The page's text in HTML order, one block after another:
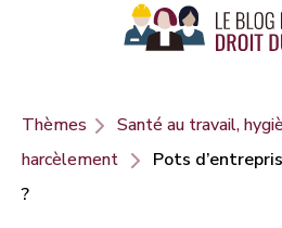
Panneau de gestion des cookies
Thèmes
Santé au travail,
harcèlement
Pots
?